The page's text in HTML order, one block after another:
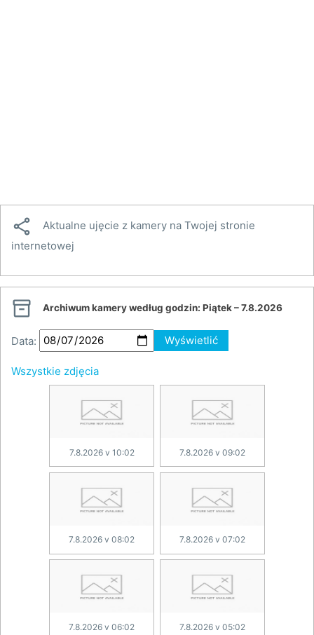

Aktualne ujęcie z kamery na Twojej stronie
internetowej
 Archiwum kamery według godzin: Piątek – 7.8.2026
Data: Wyświetlić
Wszystkie zdjęcia
7.8.2026 v 10:02 7.8.2026 v 09:02
7.8.2026 v 08:02 7.8.2026 v 07:02
7.8.2026 v 06:02 7.8.2026 v 05:02